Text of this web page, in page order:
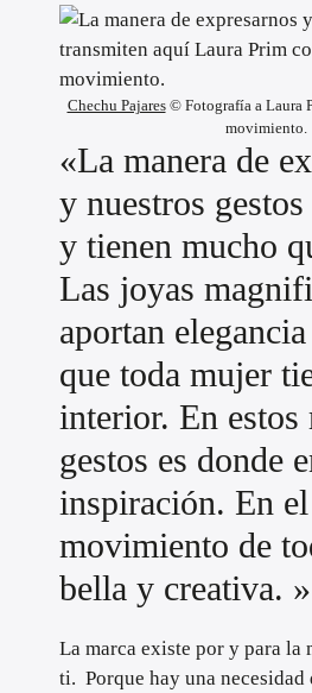
Chechu Pajares© Fotografía a Laura
movimiento.
«La manera de
y nuestros
y tienen mucho
Las joyas
aportan
que toda mujer
interior. En estos
gestos es donde
inspiración. En el
movimiento de
bella y creativa. »
La marca existe por y para la
ti. Porque hay una necesidad